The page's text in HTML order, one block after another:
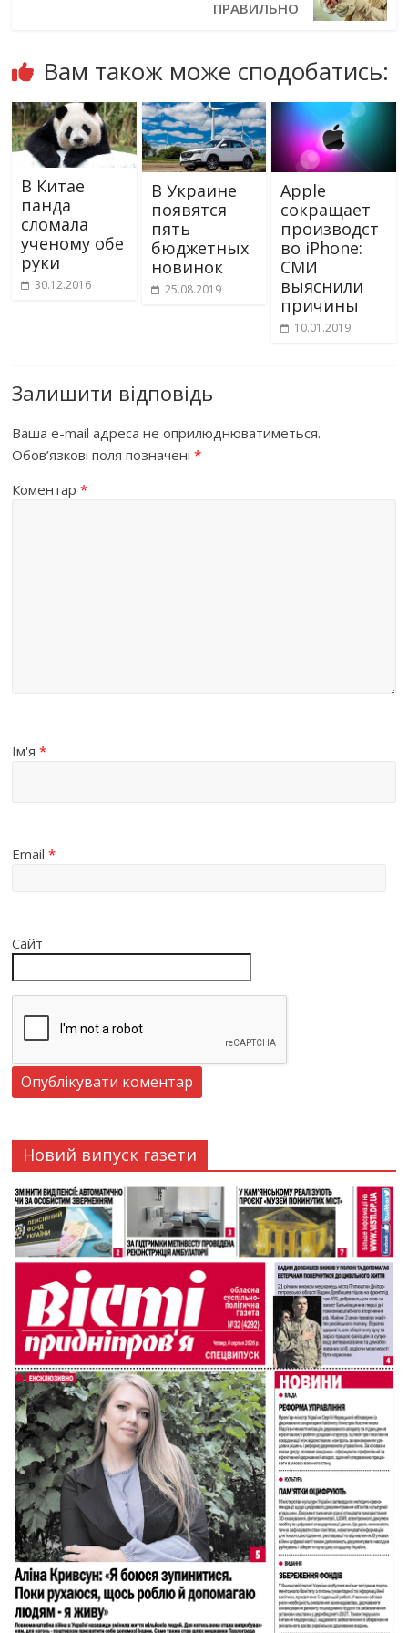
ПРАВИЛЬНО
Вам також може сподобатись:
В Китае
панда
сломала
ученому обе
руки
30.12.2016
В Украине
появятся
пять
бюджетных
новинок
25.08.2019
Apple
сокращает
производст
во iPhone:
СМИ
выяснили
причины
10.01.2019
Залишити відповідь
Ваша e-mail адреса не оприлюднюватиметься.
Обов’язкові поля позначені*
Коментар*
Ім'я*
Email*
Сайт
Новий випуск газети